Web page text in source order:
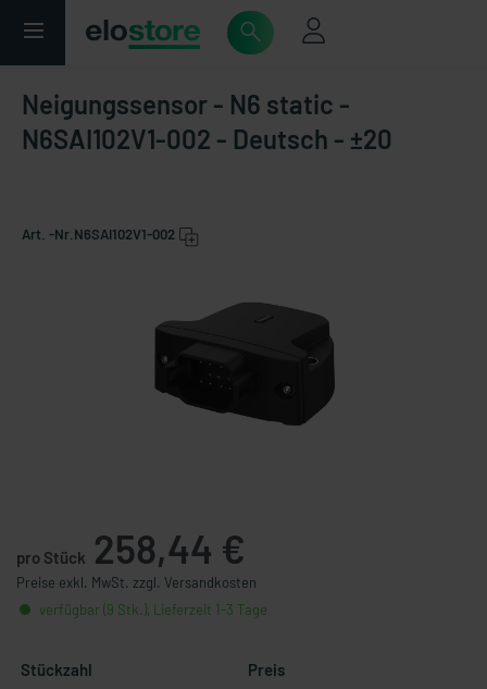
Neigungssensor - N6 static -
N6SAI102V1-002 - Deutsch - ±20
Art. -Nr. N6SAI102V1-002
pro Stück 258,44 €
Preise exkl. MwSt. zzgl. Versandkosten
verfügbar (9 Stk.), Lieferzeit 1-3 Tage
Stückzahl Preis